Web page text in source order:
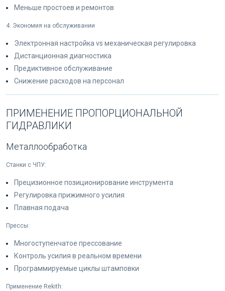
Меньше простоев и ремонтов
4. Экономия на обслуживании
Электронная настройка vs механическая регулировка
Дистанционная диагностика
Предиктивное обслуживание
Снижение расходов на персонал
ПРИМЕНЕНИЕ ПРОПОРЦИОНАЛЬНОЙ
ГИДРАВЛИКИ
Металлообработка
Станки с ЧПУ:
Прецизионное позиционирование инструмента
Регулировка прижимного усилия
Плавная подача
Прессы:
Многоступенчатое прессование
Контроль усилия в реальном времени
Программируемые циклы штамповки
Применение Rekith: